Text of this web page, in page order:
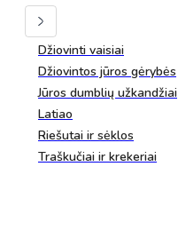
Džiovinti vaisiai
Džiovintos jūros gėrybės
Jūros dumblių užkandžiai
Latiao
Riešutai ir sėklos
Traškučiai ir krekeriai